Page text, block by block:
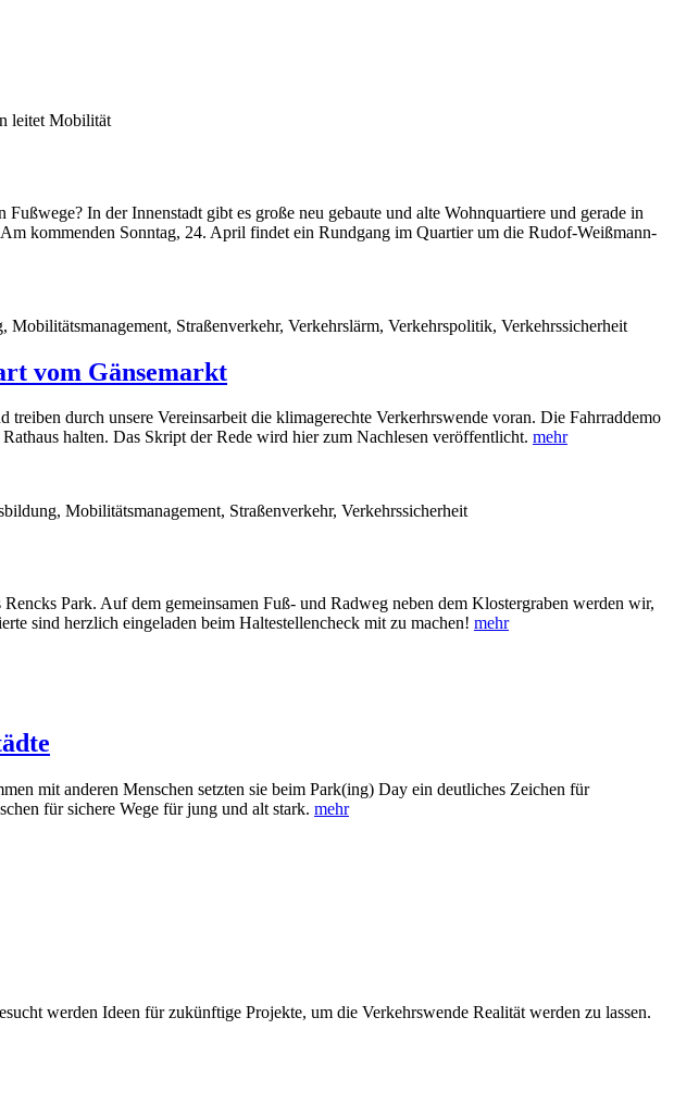
leitet Mobilität
In der Innenstadt gibt es große neu gebaute und alte Wohnquartiere und gerade in
kommenden Sonntag, 24. April findet ein Rundgang im Quartier um die Rudof-Weißmann-
Straßenverkehr, Verkehrslärm, Verkehrspolitik, Verkehrssicherheit
vom Gänsemarkt
durch unsere Vereinsarbeit die klimagerechte Verkerhrswende voran. Die Fahrraddemo
halten. Das Skript der Rede wird hier zum Nachlesen veröffentlicht. mehr
Mobilitätsmanagement, Straßenverkehr, Verkehrssicherheit
Park. Auf dem gemeinsamen Fuß- und Radweg neben dem Klostergraben werden wir,
sind herzlich eingeladen beim Haltestellencheck mit zu machen! mehr
mit anderen Menschen setzten sie beim Park(ing) Day ein deutliches Zeichen für
für sichere Wege für jung und alt stark. mehr
werden Ideen für zukünftige Projekte, um die Verkehrswende Realität werden zu lassen.